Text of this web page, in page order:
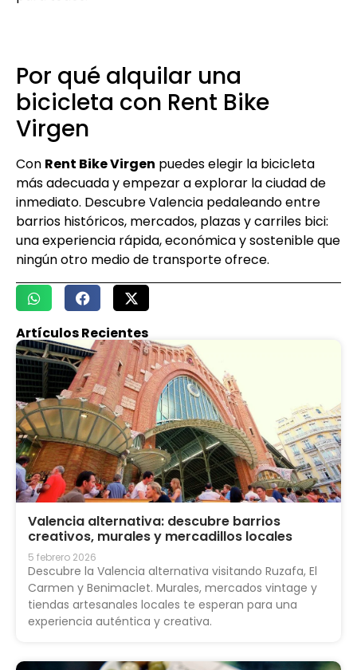
Por qué alquilar una
bicicleta con Rent Bike
Virgen
Con Rent Bike Virgen puedes elegir la bicicleta
más adecuada y empezar a explorar la ciudad de
inmediato. Descubre Valencia pedaleando entre
barrios históricos, mercados, plazas y carriles bici:
una experiencia rápida, económica y sostenible que
ningún otro medio de transporte ofrece.
Artículos Recientes
Valencia alternativa: descubre barrios
creativos, murales y mercadillos locales
5 febrero 2026
Descubre la Valencia alternativa visitando Ruzafa, El
Carmen y Benimaclet. Murales, mercados vintage y
tiendas artesanales locales te esperan para una
experiencia auténtica y creativa.